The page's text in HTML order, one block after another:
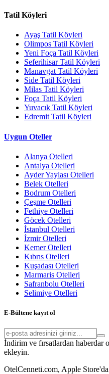
Tatil Köyleri
Ayaş Tatil Köyleri
Olimpos Tatil Köyleri
Yeni Foça Tatil Köyleri
Seferihisar Tatil Köyleri
Manavgat Tatil Köyleri
Side Tatil Köyleri
Milas Tatil Köyleri
Foça Tatil Köyleri
Yuvacık Tatil Köyleri
Edremit Tatil Köyleri
Uygun Oteller
Alanya Otelleri
Antalya Otelleri
Ayder Yaylası Otelleri
Belek Otelleri
Bodrum Otelleri
Çeşme Otelleri
Fethiye Otelleri
Göcek Otelleri
İstanbul Otelleri
İzmir Otelleri
Kemer Otelleri
Kıbrıs Otelleri
Kuşadası Otelleri
Marmaris Otelleri
Safranbolu Otelleri
Selimiye Otelleri
E-Bültene kayıt ol
İndirim ve fırsatlardan haberdar
ekleyin.
OtelCenneti.com, Apple